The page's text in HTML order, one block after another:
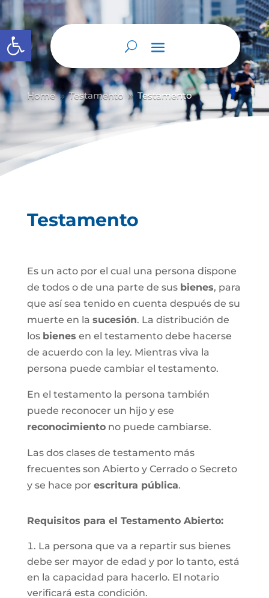
Abrir barra de herramientas
Home 9 Testamento 9 Testamento
Testamento
Es un acto por el cual una persona dispone
de todos o de una parte de sus bienes, para
que así sea tenido en cuenta después de su
muerte en la sucesión. La distribución de
los bienes en el testamento debe hacerse
de acuerdo con la ley. Mientras viva la
persona puede cambiar el testamento.
En el testamento la persona también
puede reconocer un hijo y ese
reconocimientono puede cambiarse.
Las dos clases de testamento más
frecuentes son Abierto y Cerrado o Secreto
y se hace por escritura pública.
Requisitos para el Testamento Abierto:
La persona que va a repartir sus bienes
debe ser mayor de edad y por lo tanto, está
en la capacidad para hacerlo. El notario
verificará esta condición.